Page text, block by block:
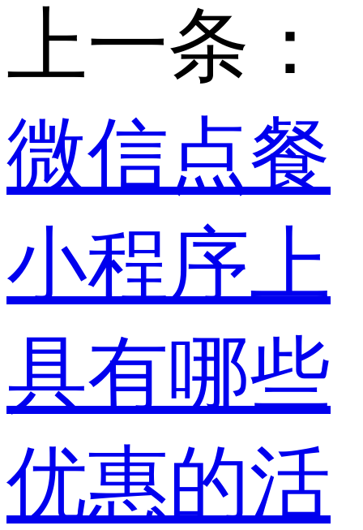
上一条：
微信点餐
小程序上
具有哪些
优惠的活